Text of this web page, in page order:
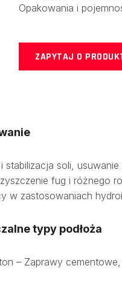
Opakowania i
ZAPYTAJ O
stabilizacja soli,
fug i różnego
w zastosowaniach
typy podłoża
– Zaprawy